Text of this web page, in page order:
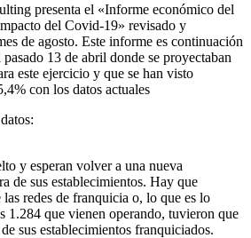
presenta el «Informe económico del
del Covid-19» revisado y
de agosto. Este informe es continuación
13 de abril donde se proyectaban
este ejercicio y que se han visto
con los datos actuales
y esperan volver a una nueva
de sus establecimientos. Hay que
redes de franquicia o, lo que es lo
1.284 que vienen operando, tuvieron que
sus establecimientos franquiciados.